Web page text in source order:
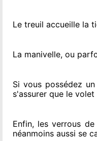
Le treuil accueille la
La manivelle, ou
Si vous possédez
s'assurer que le volet
Enfin, les verrous
néanmoins aussi se